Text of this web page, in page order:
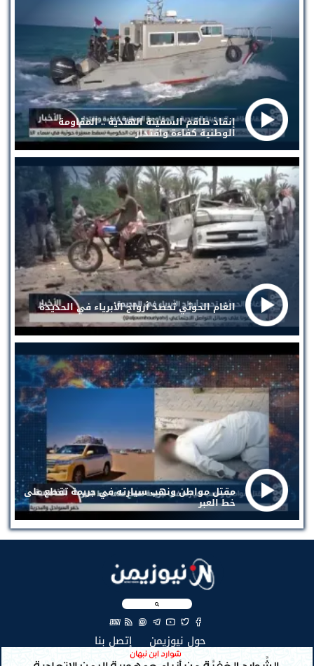
إنقاذ طاقم السفينة الهندية .. المقاومة
الوطنية كفاءة واقتدار
الغام الحوثي تحصد أرواح الأبرياء في الحديدة
مقتل مواطن ونهب سيارته في جريمة تقطع على
خط العبر
EN
حول نيوزيمن إتصل بنا
جميع الحقوق محفوظة لنيوزيمن © 2026